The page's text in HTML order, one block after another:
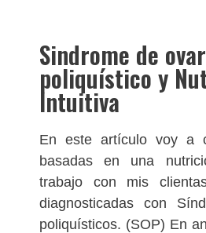
Sindrome de
poliquístico y
Intuitiva
En este artículo voy a
basadas en una
trabajo con mis
diagnosticadas con
poliquísticos. (SOP) En